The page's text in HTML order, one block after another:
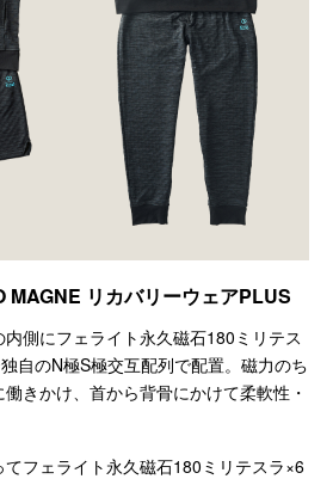
MAGNE リカバリーウェアPLUS
内側にフェライト永久磁石180ミリテス
自のN極S極交互配列で配置。磁力のち
きかけ、首から背骨にかけて柔軟性・
フェライト永久磁石180ミリテスラ×6